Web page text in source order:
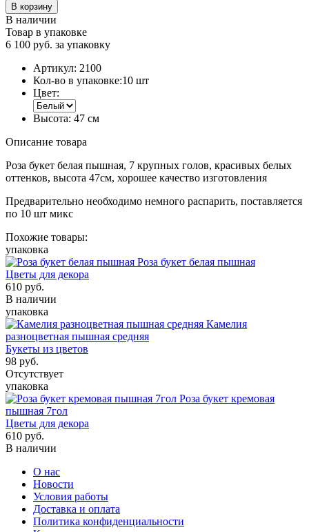
В корзину
В наличии
Товар в упаковке
6 100 руб. за упаковку
Артикул: 2100
Кол-во в упаковке:10 шт
Цвет:
Высота: 47 см
Описание товара
Роза букет белая пышная, 7 крупных голов, красивых белых
оттенков, высота 47см, хорошее качество изготовления
Предварительно необходимо немного распарить, поставляется
по 10 шт микс
Похожие товары:
упаковка
Роза букет белая пышная
Цветы для декора
610 руб.
В наличии
упаковка
Камелия
разноцветная пышная средняя
Букеты из цветов
98 руб.
Отсутствует
упаковка
Роза букет кремовая
пышная 7гол
Цветы для декора
610 руб.
В наличии
О нас
Новости
Условия работы
Доставка и оплата
Политика конфиденциальности